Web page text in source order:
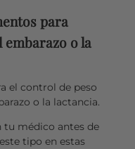
para
o la
el control de peso
o la lactancia.
tu médico antes de
tipo en estas